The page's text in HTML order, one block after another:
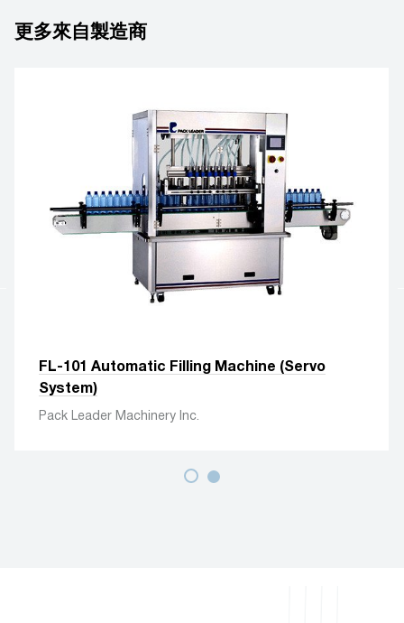
更多來自製造商
FL-101 Automatic Filling Machine (Servo
System)
Pack Leader Machinery Inc.